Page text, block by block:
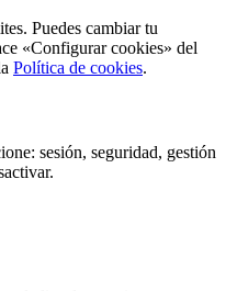
Puedes cambiar tu
«Configurar cookies» del
Política de cookies.
sesión, seguridad, gestión